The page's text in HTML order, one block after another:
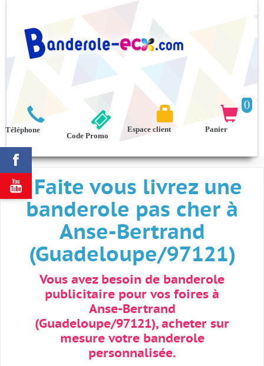



Téléphone
0

Panier

Espace client
Code Promo
Faite vous livrez une
banderole pas cher à
Anse-Bertrand
(Guadeloupe/97121)
Vous avez besoin de banderole
publicitaire pour vos foires à
Anse-Bertrand
(Guadeloupe/97121), acheter sur
mesure votre banderole
personnalisée.